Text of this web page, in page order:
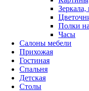
Полки
Часы
Салоны мебели
Прихожая
Гостиная
Спальня
Детская
Столы